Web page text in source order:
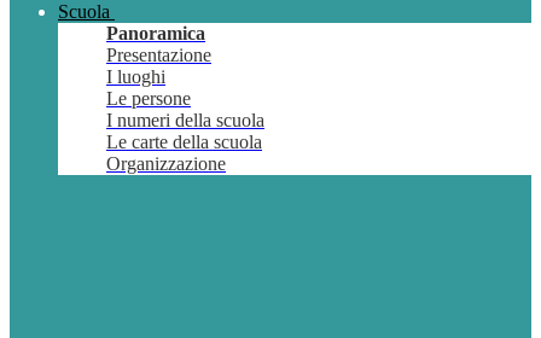
Scuola
Panoramica
Presentazione
I luoghi
Le persone
I numeri della scuola
Le carte della scuola
Organizzazione